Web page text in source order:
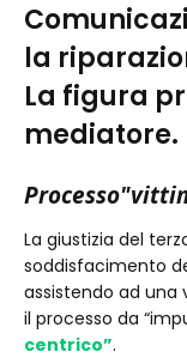
la
La figura
mediatore.
La giustizia del
soddisfacimento
assistendo ad una
il processo da
centrico”.